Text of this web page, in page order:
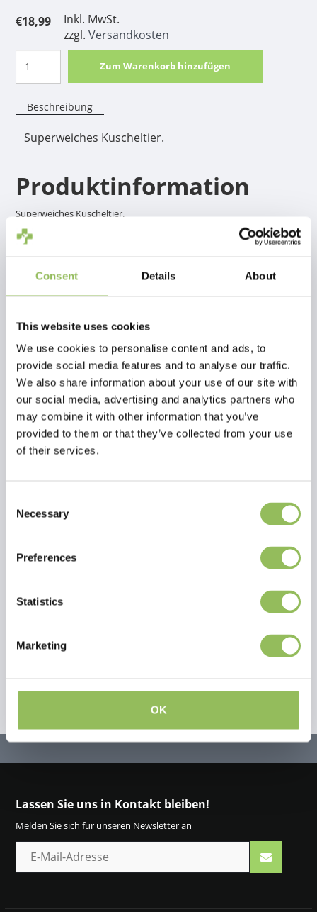
Consent Details About
This website uses cookies
We use cookies to personalise content and ads, to
provide social media features and to analyse our traffic.
We also share information about your use of our site with
our social media, advertising and analytics partners who
may combine it with other information that you’ve
provided to them or that they’ve collected from your use
of their services.
Selection
Necessary
Preferences
Statistics
Marketing
OK
€18,99
Inkl. MwSt.
zzgl. Versandkosten
Zum Warenkorb hinzufügen
Beschreibung
Superweiches Kuscheltier.
Produktinformation
Superweiches Kuscheltier.
Lesen Sie mehr
Bewertungen
Lassen Sie uns in Kontakt bleiben!
Melden Sie sich für unseren Newsletter an